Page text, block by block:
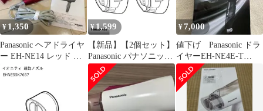
¥ 1,350
Panasonic ヘアドライヤ
ー EH-NE14 レッド 取
扱説明書付き
¥1,599
【新品】【2個セット】
Panasonic パナソニック
ドライヤー 速乾ノズル
(ピンク用)
EHNE4AP7557-2s ※本
体別売
¥7,000
値下げ Panasonic ドラ
イヤーEH-NE4E-T
BROWN 説明書付